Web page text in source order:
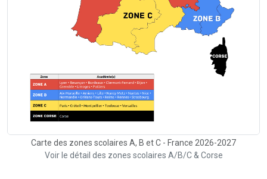
Carte des zones scolaires A, B et C - France 2026-2027
Voir le détail des zones scolaires A/B/C & Corse